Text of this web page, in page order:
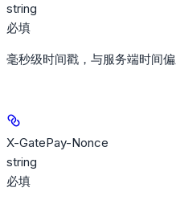
string
必填
毫秒级时间戳，与服务端时间
X-GatePay-Nonce
string
必填